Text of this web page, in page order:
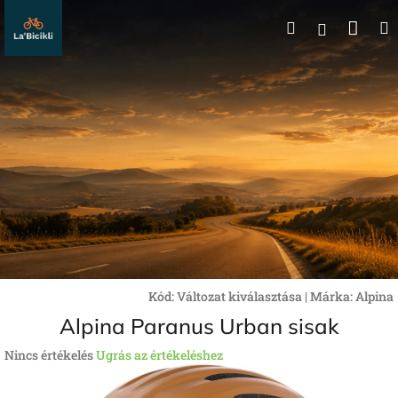
tartalomhoz
Keresés
Kód:Változat kiválasztása | Márka: Alpina
Alpina Paranus Urban sisak
A
Nincs értékelésUgrás az értékeléshez